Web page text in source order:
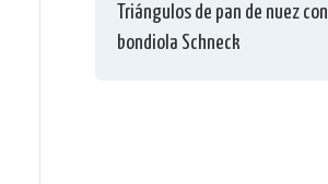
Triángulos de pan de nuez con
bondiola Schneck